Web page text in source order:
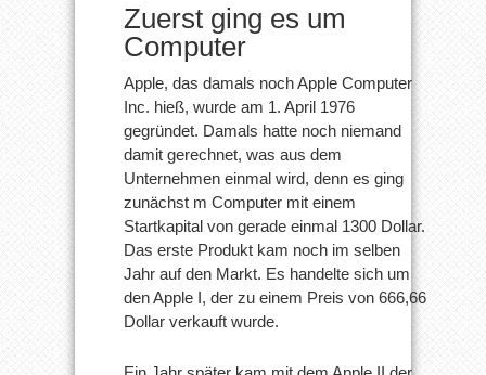
Zuerst ging es um
Computer
Apple, das damals noch Apple Computer
Inc. hieß, wurde am 1. April 1976
gegründet. Damals hatte noch niemand
damit gerechnet, was aus dem
Unternehmen einmal wird, denn es ging
zunächst m Computer mit einem
Startkapital von gerade einmal 1300 Dollar.
Das erste Produkt kam noch im selben
Jahr auf den Markt. Es handelte sich um
den Apple I, der zu einem Preis von 666,66
Dollar verkauft wurde.